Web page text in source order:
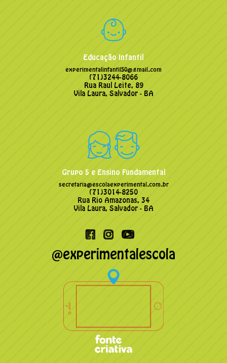
Educação Infantil
experimentalinfantil50@gmail.com
(71)3244-8066
Rua Raul Leite, 89
Vila Laura, Salvador - BA
Grupo 5 e Ensino Fundamental
secretaria@escolaexperimental.com.br
(71)3014-8250
Rua Rio Amazonas, 34
Vila Laura, Salvador - BA
@experimentalescola